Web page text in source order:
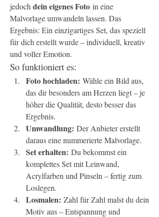
jedoch dein eigenes Foto in eine
Malvorlage umwandeln lassen. Das
Ergebnis: Ein einzigartiges Set, das speziell
für dich erstellt wurde – individuell, kreativ
und voller Emotion.
So funktioniert es:
Foto hochladen: Wähle ein Bild aus,
das dir besonders am Herzen liegt – je
höher die Qualität, desto besser das
Ergebnis.
Umwandlung: Der Anbieter erstellt
daraus eine nummerierte Malvorlage.
Set erhalten: Du bekommst ein
komplettes Set mit Leinwand,
Acrylfarben und Pinseln – fertig zum
Loslegen.
Losmalen: Zahl für Zahl malst du dein
Motiv aus – Entspannung und